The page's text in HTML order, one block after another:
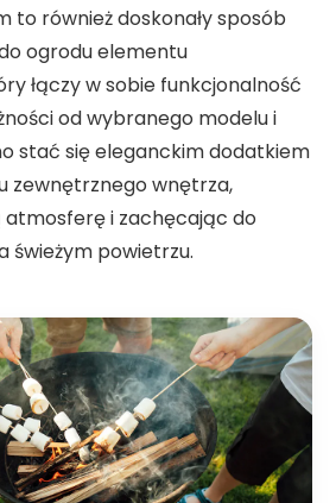
to również doskonały sposób
ogrodu elementu
łączy w sobie funkcjonalność
od wybranego modelu i
stać się eleganckim dodatkiem
zewnętrznego wnętrza,
i zachęcając do
świeżym powietrzu.